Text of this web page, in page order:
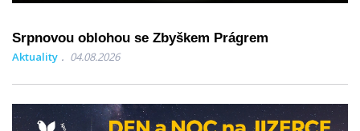
Srpnovou oblohou se Zbyškem Prágrem
Aktuality 04.08.2026